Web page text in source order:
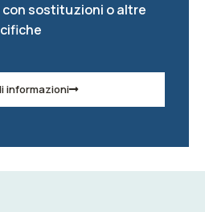
sostituzioni o altre
informazioni